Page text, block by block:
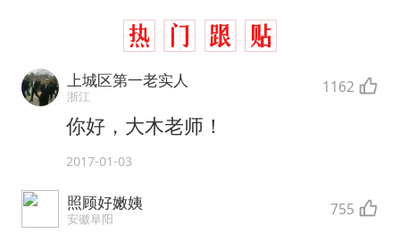
上城区第一老实人
浙江 1162
你好，大木老师！
2017-01-03
照顾好嫩姨
安徽阜阳 755